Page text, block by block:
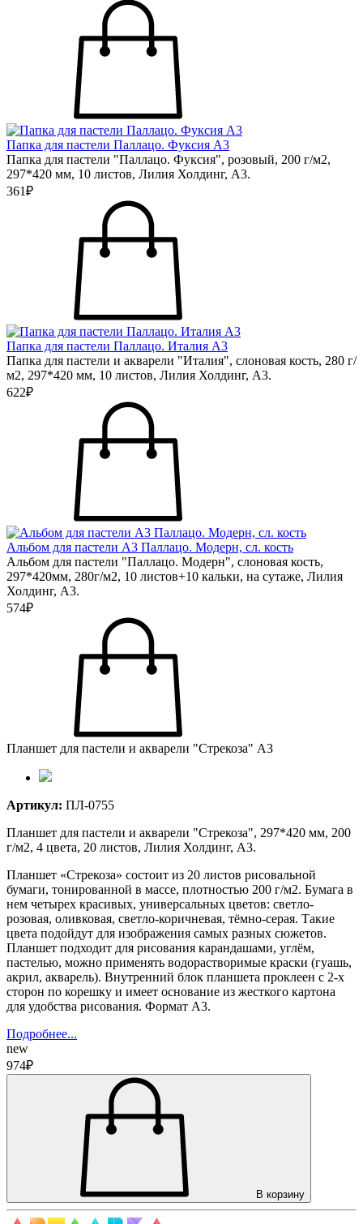
Папка для пастели Паллацо. Фуксия А3
Папка для пастели "Паллацо. Фуксия", розовый, 200 г/м2,
297*420 мм, 10 листов, Лилия Холдинг, А3.
361₽
Папка для пастели Паллацо. Италия А3
Папка для пастели и акварели "Италия", слоновая кость, 280 г/
м2, 297*420 мм, 10 листов, Лилия Холдинг, А3.
622₽
Альбом для пастели А3 Паллацо. Модерн, сл. кость
Альбом для пастели "Паллацо. Модерн", слоновая кость,
297*420мм, 280г/м2, 10 листов+10 кальки, на сутаже, Лилия
Холдинг, А3.
574₽
Планшет для пастели и акварели "Стрекоза" А3
Артикул: ПЛ-0755
Планшет для пастели и акварели "Стрекоза", 297*420 мм, 200
г/м2, 4 цвета, 20 листов, Лилия Холдинг, А3.
Планшет «Стрекоза» состоит из 20 листов рисовальной
бумаги, тонированной в массе, плотностью 200 г/м2. Бумага в
нем четырех красивых, универсальных цветов: светло-
розовая, оливковая, светло-коричневая, тёмно-серая. Такие
цвета подойдут для изображения самых разных сюжетов.
Планшет подходит для рисования карандашами, углём,
пастелью, можно применять водорастворимые краски (гуашь,
акрил, акварель). Внутренний блок планшета проклеен с 2-х
сторон по корешку и имеет основание из жесткого картона
для удобства рисования. Формат А3.
Подробнее...
new
974₽
В корзину